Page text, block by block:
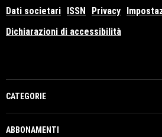
Dati societari ISSN Privacy
Dichiarazioni di accessibilità
CATEGORIE
ABBONAMENTI